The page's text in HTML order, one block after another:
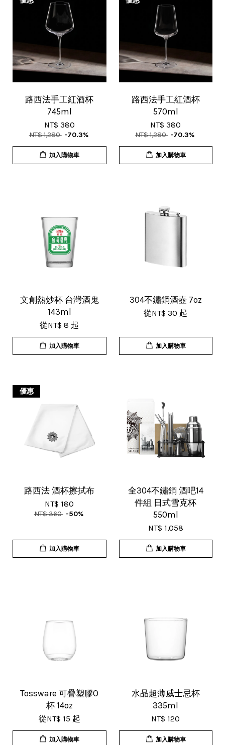
路西法手工紅酒杯
745ml
NT$ 380
NT$ 1,280 -70.3%
加入購物車
路西法手工紅酒杯
570ml
NT$ 380
NT$ 1,280 -70.3%
加入購物車
文創熱炒杯 台灣酒鬼
143ml
從NT$ 8 起
加入購物車
304不鏽鋼酒壺 7oz
從NT$ 30 起
加入購物車
優惠
路西法 酒杯擦拭布
NT$ 180
NT$ 360 -50%
加入購物車
全304不鏽鋼 酒吧14
件組 日式雪克杯
550ml
NT$ 1,058
加入購物車
Tossware 可疊塑膠O
杯 14oz
從NT$ 15 起
加入購物車
水晶超薄威士忌杯
335ml
NT$ 120
加入購物車